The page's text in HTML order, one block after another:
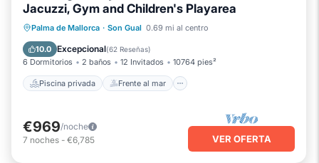
Jacuzzi, Gym and Children's Playarea
Palma de Mallorca · Son Gual 0.69 mi al centro
10.0 Excepcional(62 Reseñas)
6 Dormitorios 2 baños 12 Invitados 10764 pies²
Piscina privada Frente al mar
Piscina privada
Frente al mar
Bañera de hidromasaje
€969/noche
7 noches - €6,785 VER OFERTA